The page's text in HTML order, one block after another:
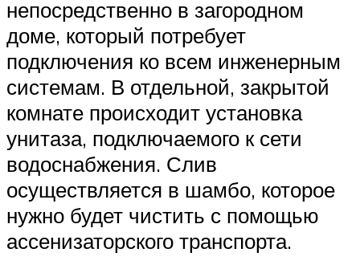
непосредственно в загородном
доме, который потребует
подключения ко всем инженерным
системам. В отдельной, закрытой
комнате происходит установка
унитаза, подключаемого к сети
водоснабжения. Слив
осуществляется в шамбо, которое
нужно будет чистить с помощью
ассенизаторского транспорта.